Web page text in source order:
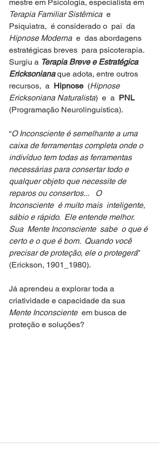
mestre em Psicologia, especialista em
Terapia Familiar Sistêmica
  e
Psiquiatra,  é considerado o  pai  da
Hipnose Moderna
  e  das abordagens
estratégicas breves  para psicoterapia.
Surgiu a Terapia Breve e Estratégica
Ericksoniana que adota, entre outros
recursos,  a Hipnose
  (
Hipnose
Ericksoniana Naturalista)  e  a PNL
(Programação Neurolinguística).
“O Inconsciente é semelhante a uma
caixa de ferramentas completa onde o
indivíduo tem todas as ferramentas
necessárias para consertar todo e
qualquer objeto que necessite de
reparos ou consertos...
O
Inconsciente  é muito mais  inteligente,
sábio e rápido.  Ele entende melhor.
Sua  Mente Inconsciente  sabe  o que é
certo e o que é bom.  Quando você
precisar de proteção, ele o protegerá”
(Erickson, 1901_1980).
Já aprendeu a explorar toda a
criatividade e capacidade da sua
Mente Inconsciente
  em busca de
proteção e soluções?